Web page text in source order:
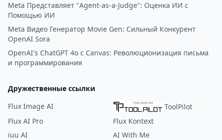
Meta Представляет "Agent-as-a-Judge": Оценка ИИ с
Помощью ИИ
Meta Видео Генератор Movie Gen: Сильный Конкурент
OpenAI Sora
OpenAI's ChatGPT 4o с Canvas: Революционизация письма
и программирования
Дружественные ссылки
Flux Image AI
ToolPilot
Flux AI Pro
Flux Kontext
iuu AI
AI With Me